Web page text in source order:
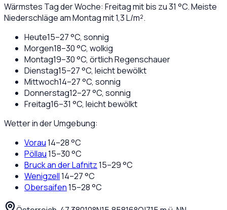
Wärmstes Tag der Woche: Freitag mit bis zu 31 °C. Meiste
Niederschläge am Montag mit 1,3 L/m².
Heute15–27°C, sonnig
Morgen18–30°C, wolkig
Montag19–30°C, örtlich Regenschauer
Dienstag15–27°C, leicht bewölkt
Mittwoch14–27°C, sonnig
Donnerstag12–27°C, sonnig
Freitag16–31 °C, leicht bewölkt
Wetter in der Umgebung:
Vorau14–28°C
Pöllau15–30°C
Bruck an der Lafnitz15–29°C
Wenigzell14–27°C
Obersaifen15–28°C